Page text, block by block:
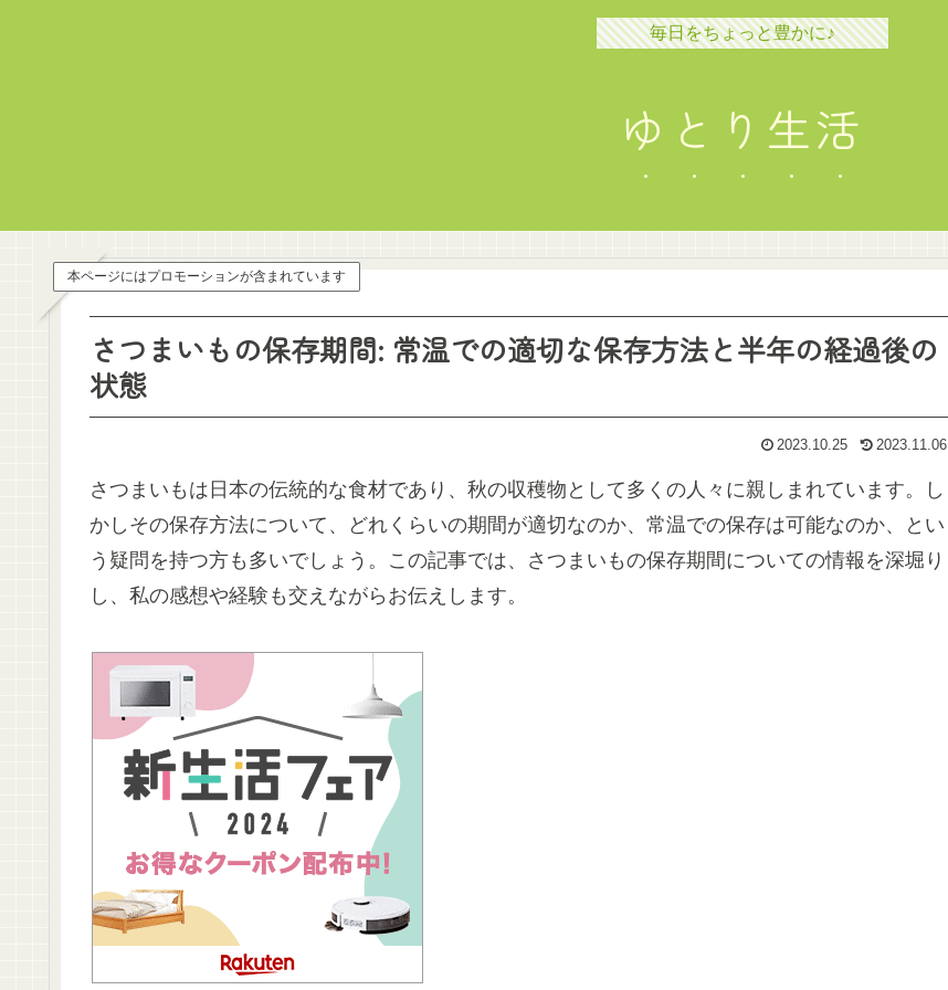
毎日をちょっと豊かに♪
ゆとり生活
本ページにはプロモーションが含まれています
さつまいもの保存期間: 常温での適切な保存方法と半年の経過後の
状態
2023.10.25 2023.11.06
さつまいもは日本の伝統的な食材であり、秋の収穫物として多くの人々に親しまれています。し
かしその保存方法について、どれくらいの期間が適切なのか、常温での保存は可能なのか、とい
う疑問を持つ方も多いでしょう。この記事では、さつまいもの保存期間についての情報を深堀り
し、私の感想や経験も交えながらお伝えします。